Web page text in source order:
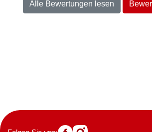
Alle Bewertungen lesen